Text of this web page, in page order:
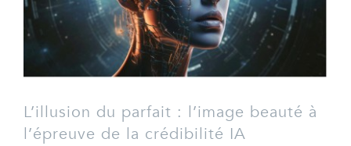
L’illusion du parfait : l’image beauté à
l’épreuve de la crédibilité IA